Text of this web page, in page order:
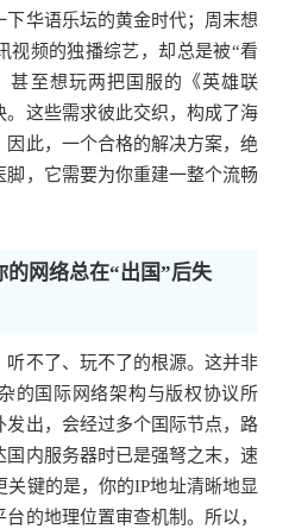
华语乐坛的黄金时代；周末想
视频的独播综艺，却总是被“看
甚至想玩两把国服的《英雄联
。这些需求彼此交织，构成了海
此，一个合格的解决方案，绝
脚，它需要为你重建一整个流畅
网络总在“出国”后失
听不了、玩不了的根源。这并非
的国际网络架构与版权协议所
发出，会经过多个国际节点，路
国内服务器时已是强弩之末，速
关键的是，你的IP地址清晰地显
的地理位置审查机制。所以，